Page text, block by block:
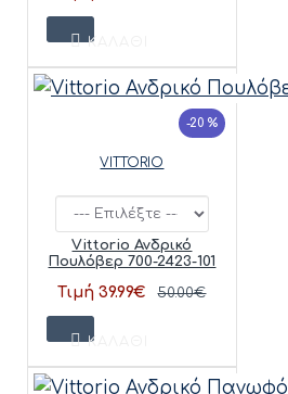
ΚΑΛΆΘΙ
-20 %
VITTORIO
Vittorio Ανδρικό
Πουλόβερ 700-2423-101
Τιμή 39.99€ 50.00€
ΚΑΛΆΘΙ